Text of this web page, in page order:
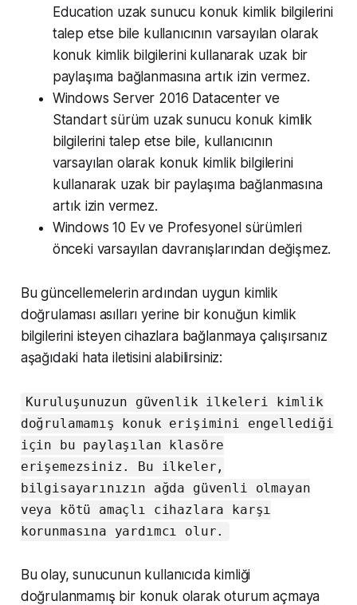
Education uzak sunucu konuk kimlik bilgilerini
talep etse bile kullanıcının varsayılan olarak
konuk kimlik bilgilerini kullanarak uzak bir
paylaşıma bağlanmasına artık izin vermez.
Windows Server 2016 Datacenter ve
Standart sürüm uzak sunucu konuk kimlik
bilgilerini talep etse bile, kullanıcının
varsayılan olarak konuk kimlik bilgilerini
kullanarak uzak bir paylaşıma bağlanmasına
artık izin vermez.
Windows 10 Ev ve Profesyonel sürümleri
önceki varsayılan davranışlarından değişmez.
Bu güncellemelerin ardından uygun kimlik
doğrulaması asılları yerine bir konuğun kimlik
bilgilerini isteyen cihazlara bağlanmaya çalışırsanız
aşağıdaki hata iletisini alabilirsiniz:
Kuruluşunuzun güvenlik ilkeleri kimlik
doğrulamamış konuk erişimini engellediği
için bu paylaşılan klasöre
erişemezsiniz. Bu ilkeler,
bilgisayarınızın ağda güvenli olmayan
veya kötü amaçlı cihazlara karşı
korunmasına yardımcı olur.
Bu olay, sunucunun kullanıcıda kimliği
doğrulanmamış bir konuk olarak oturum açmaya